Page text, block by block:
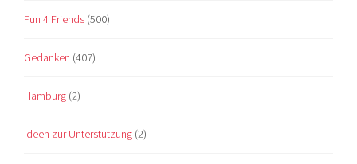
Fun 4 Friends (500)
Gedanken (407)
Hamburg (2)
Ideen zur Unterstützung (2)